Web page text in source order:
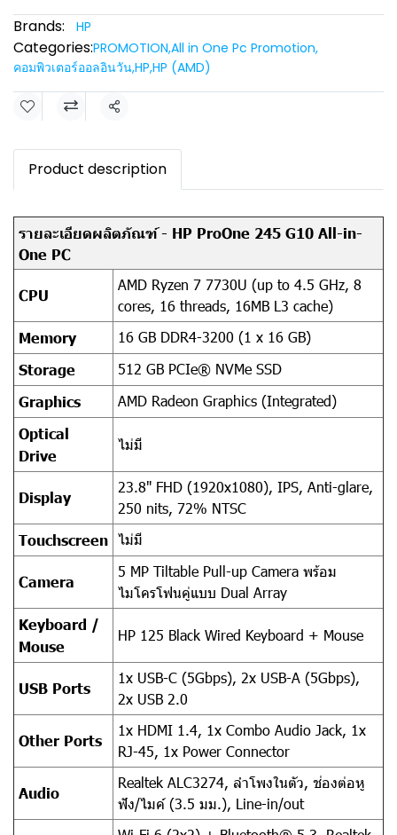
Brands:
HP
Categories:PROMOTION,All in One Pc Promotion,
คอมพิวเตอร์ออลอินวัน,HP,HP (AMD)
Share
Product description
รายละเอียดผลิตภัณฑ์ - HP ProOne 245 G10 All-in-
One PC
CPU
AMD Ryzen 7 7730U (up to 4.5 GHz, 8
cores, 16 threads, 16MB L3 cache)
Memory 16 GB DDR4-3200 (1 x 16 GB)
Storage 512 GB PCIe® NVMe SSD
Graphics AMD Radeon Graphics (Integrated)
Optical
Drive
ไม่มี
Display
23.8" FHD (1920x1080), IPS, Anti-glare,
250 nits, 72% NTSC
Touchscreen ไม่มี
Camera
5 MP Tiltable Pull-up Camera พร้อม
ไมโครโฟนคู่แบบ Dual Array
Keyboard /
Mouse
HP 125 Black Wired Keyboard + Mouse
USB Ports
1x USB-C (5Gbps), 2x USB-A (5Gbps),
2x USB 2.0
Other Ports
1x HDMI 1.4, 1x Combo Audio Jack, 1x
RJ-45, 1x Power Connector
Audio
Realtek ALC3274, ลำโพงในตัว, ช่องต่อหู
ฟัง/ไมค์ (3.5 มม.), Line-in/out